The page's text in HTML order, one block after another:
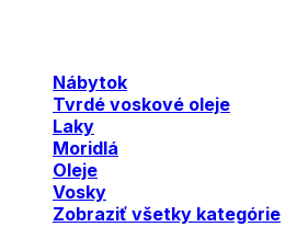
Nábytok
Tvrdé voskové oleje
Laky
Moridlá
Oleje
Vosky
Zobraziť všetky kategórie